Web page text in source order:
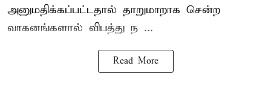
அனுமதிக்கப்பட்டதால் தாறுமாறாக சென்ற
வாகனங்களால் விபத்து ந ...
Read More